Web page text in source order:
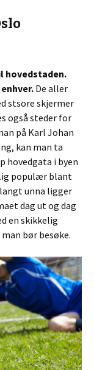
hovedstaden.
De aller
stsore skjermer
også steder for
på Karl Johan
kan man ta
hovedgata i byen
populær blant
unna ligger
dag ut og dag
en skikkelig
bør besøke.